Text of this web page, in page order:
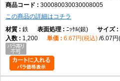
300080030030008005
この商品の詳細はコチラ
鉄
ﾆｯｹﾙ(銀)
1,200
6.67円(税込) 6.07円